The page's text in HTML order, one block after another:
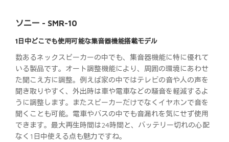
ソニー - SMR-10
1日中どこでも使用可能な集音器機能搭載モデル
数あるネックスピーカーの中でも、集音器機能に特に優れて
いる製品です。オート調整機能により、周囲の環境にあわせ
た聞こえ方に調整。例えば家の中ではテレビの音や人の声を
聞き取りやすく、外出時は車や電車などの騒音を軽減するよ
うに調整します。またスピーカーだけでなくイヤホンで音を
聞くことも可能。電車やバスの中でも音漏れを気にせず使用
できます。最大再生時間は24時間と、バッテリー切れの心配
なく1日中使える点も魅力ですね。